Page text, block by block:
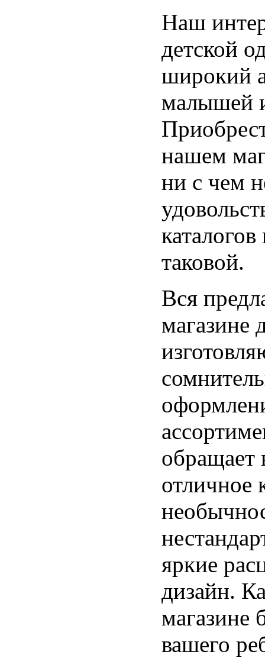
Наш
детской
широкий
малышей
нашем
ни с чем
таковой.
Вся
магазине
обращает
отличное
яркие
дизайн.
магазине
вашего